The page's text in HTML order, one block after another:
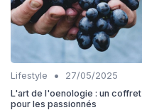
Lifestyle •
27/05/2025
L'art de l'oenologie : un coffret
pour les passionnés